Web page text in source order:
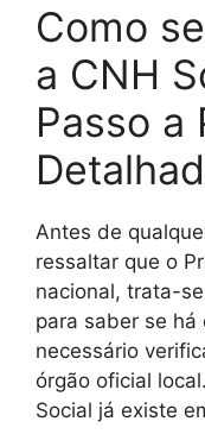
Como
a CNH
Passo a
Antes de
ressaltar que o
nacional, trata-
para saber se
necessário
órgão oficial
Social já existe